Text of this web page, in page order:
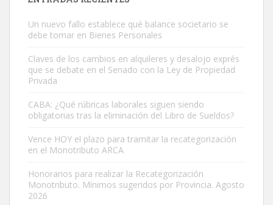
Un nuevo fallo establece qué balance societario se
debe tomar en Bienes Personales
Claves de los cambios en alquileres y desalojo exprés
que se debate en el Senado con la Ley de Propiedad
Privada
CABA: ¿Qué rúbricas laborales siguen siendo
obligatorias tras la eliminación del Libro de Sueldos?
Vence HOY el plazo para tramitar la recategorización
en el Monotributo ARCA
Honorarios para realizar la Recategorización
Monotributo. Mínimos sugeridos por Provincia. Agosto
2026